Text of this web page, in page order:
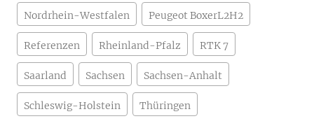
Nordrhein-Westfalen Peugeot BoxerL2H2
Referenzen Rheinland-Pfalz RTK 7
Saarland Sachsen Sachsen-Anhalt
Schleswig-Holstein Thüringen